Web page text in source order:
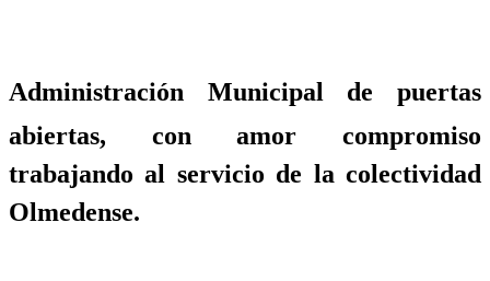
Administración Municipal de puertas
abiertas, con amor compromiso
trabajando al servicio de la colectividad
Olmedense.